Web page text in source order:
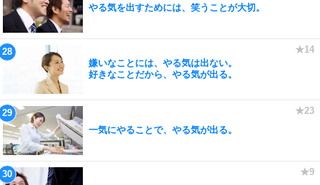
やる気を出すためには、笑うことが大切。
嫌いなことには、やる気は出ない。
好きなことだから、やる気が出る。
一気にやることで、やる気が出る。